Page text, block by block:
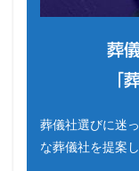
葬
「
葬儀社選びに迷
な葬儀社を提案し